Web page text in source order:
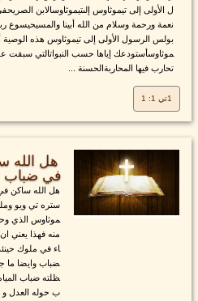
ل الأولى إلى تيموثاوس إلىتيموثاوسالابن
نعمة ورحمة وسلام من الله أبينا والمسيحيسوع
بولس الرسول الأولى إلى تيموثاوس هذه الوصية
موثاوسأستودعك إياها حسب النبواتالتي سبقت
تحارب فيها المحاربةالحسنة ...
1تي 1: 1
هل الله
في ضباب
هل الله ساكن
ستره تي ويو
موثاوس الذي
منه فهذا يعني
اء في ملوك
ضباب وايضا ما
ظلته ضباب
ب حوله العدل و